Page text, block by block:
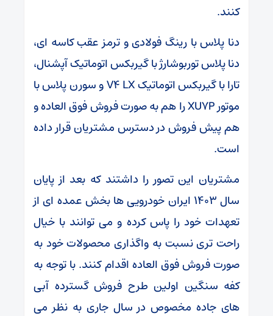
کنند.
دنا پلاس با رینگ فولادی و ترمز عقب کاسه ای،
دنا پلاس توربوشارژ با گیربکس اتوماتیک آپشنال،
تارا با گیربکس اتوماتیک V4 LX و سورن پلاس با
موتور XU7P را هم به صورت فروش فوق العاده و
هم پیش فروش در دسترس مشتریان قرار داده
است.
مشتریان این تصور را داشتند که بعد از پایان
سال ۱۴۰۳ ایران خودرویی ها بخش عمده ای از
تعهدات خود را پاس کرده و می توانند با خیال
راحت تری نسبت به واگذاری محصولات خود به
صورت فروش فوق العاده اقدام کنند. با توجه به
کفه سنگین اولین طرح فروش گسترده آبی
های جاده مخصوص در سال جاری به نظر می